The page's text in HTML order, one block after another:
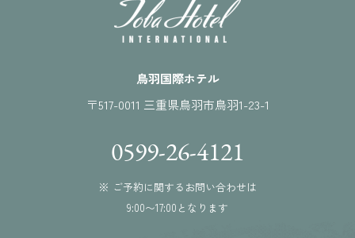
鳥羽国際ホテル
〒517-0011 三重県鳥羽市鳥羽1-23-1
0599-26-4121
※ ご予約に関するお問い合わせは
9:00〜17:00となります